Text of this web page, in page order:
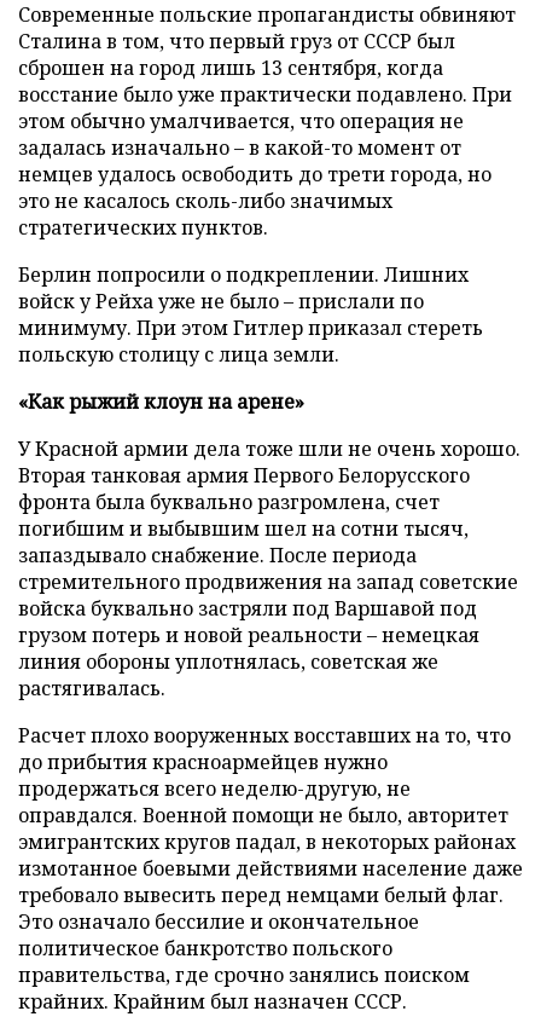
Современные польские пропагандисты обвиняют
Сталина в том, что первый груз от СССР был
сброшен на город лишь 13 сентября, когда
восстание было уже практически подавлено. При
этом обычно умалчивается, что операция не
задалась изначально – в какой-то момент от
немцев удалось освободить до трети города, но
это не касалось сколь-либо значимых
стратегических пунктов.
Берлин попросили о подкреплении. Лишних
войск у Рейха уже не было – прислали по
минимуму. При этом Гитлер приказал стереть
польскую столицу с лица земли.
«Как рыжий клоун на арене»
У Красной армии дела тоже шли не очень хорошо.
Вторая танковая армия Первого Белорусского
фронта была буквально разгромлена, счет
погибшим и выбывшим шел на сотни тысяч,
запаздывало снабжение. После периода
стремительного продвижения на запад советские
войска буквально застряли под Варшавой под
грузом потерь и новой реальности – немецкая
линия обороны уплотнялась, советская же
растягивалась.
Расчет плохо вооруженных восставших на то, что
до прибытия красноармейцев нужно
продержаться всего неделю-другую, не
оправдался. Военной помощи не было, авторитет
эмигрантских кругов падал, в некоторых районах
измотанное боевыми действиями население даже
требовало вывесить перед немцами белый флаг.
Это означало бессилие и окончательное
политическое банкротство польского
правительства, где срочно занялись поиском
крайних. Крайним был назначен СССР.